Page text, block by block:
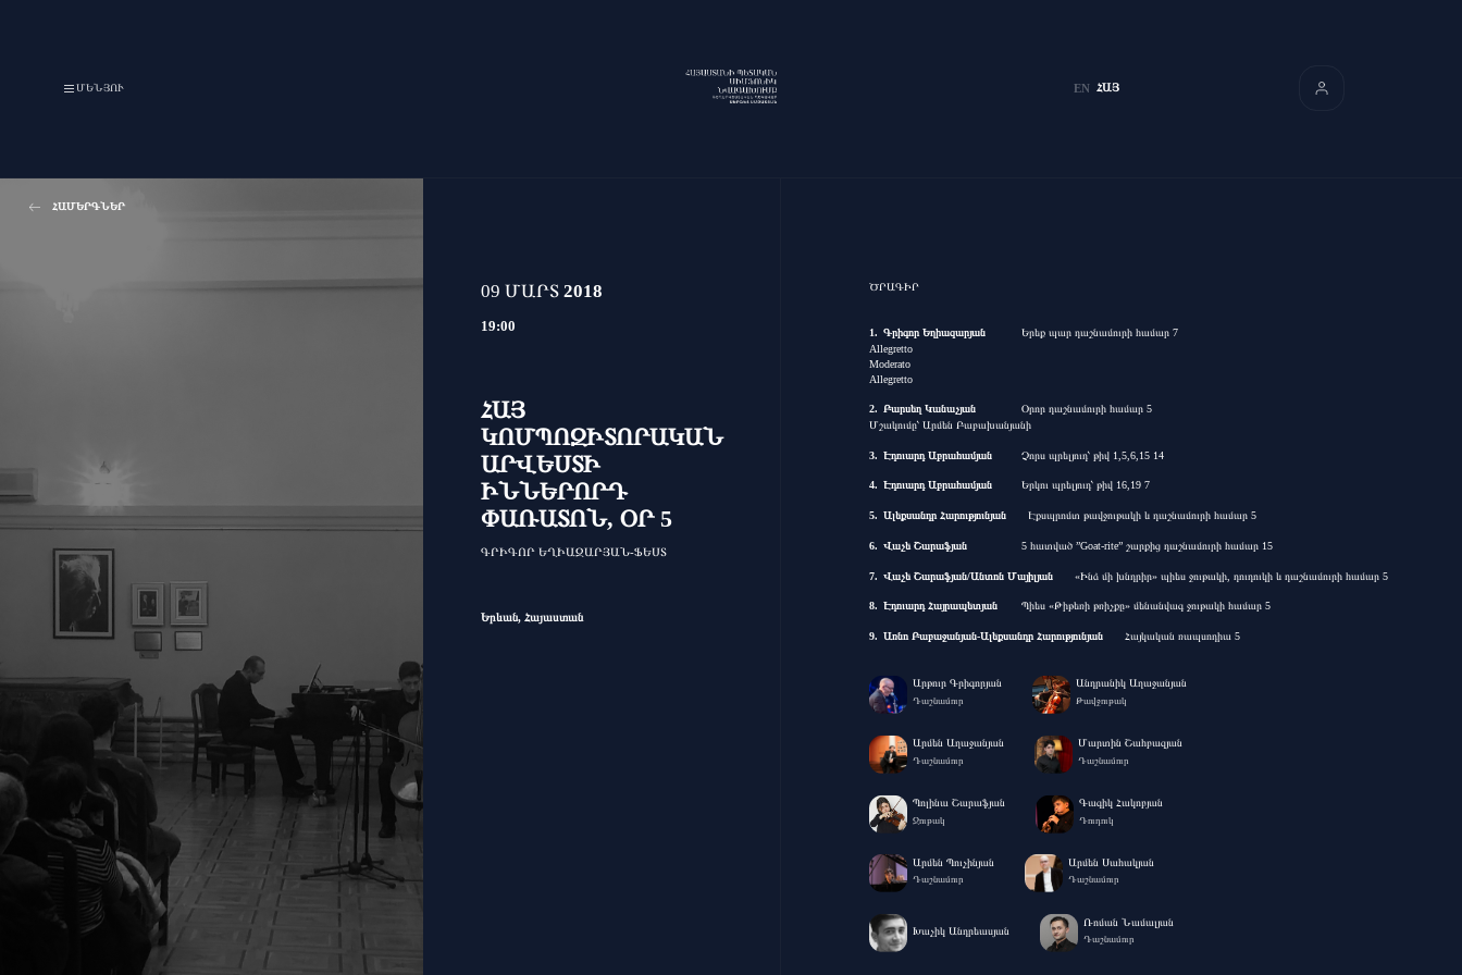
ՄԵՆՅՈՒ EN ՀԱՅ
ՀԱՄԵՐԳՆԵՐ
09 ՄԱՐՏ2018
19:00
ՀԱՅ
ԿՈՄՊՈԶԻՏՈՐԱԿԱՆ
ԱՐՎԵՍՏԻ
ԻՆՆԵՐՈՐԴ
ՓԱՌԱՏՈՆ, ՕՐ 5
ԳՐԻԳՈՐ ԵՂԻԱԶԱՐՅԱՆ-ՖԵՍՏ
Երևան, Հայաստան
ԾՐԱԳԻՐ
Գրիգոր Եղիազարյան
Երեք պար դաշնամուրի համար 7
Allegretto
Moderato
Allegretto
Բարսեղ Կանաչյան
Օրոր դաշնամուրի համար 5
Մշակումը՝ Արմեն Բաբախանյանի
Էդուարդ Աբրահամյան Չորս պրելյուդ՝ թիվ 1,5,6,15 14
Էդուարդ Աբրահամյան Երկու պրելյուդ՝ թիվ 16,19 7
Ալեքսանդր Հարությունյան Էքսպրոմտ թավջութակի և դաշնամուրի համար 5
Վաչե Շարաֆյան 5 հատված ”Goat-rite” շարքից դաշնամուրի համար 15
Վաչե Շարաֆյան/Անտոն Մայիլյան «Ինձ մի խնդրիր» պիես ջութակի, դուդուկի և դաշնամուրի համար 5
Էդուարդ Հայրապետյան Պիես «Թիթեռի թռիչքը» մենանվագ ջութակի համար 5
Առնո Բաբաջանյան-Ալեքսանդր Հարությունյան Հայկական ռապսոդիա 5
Արթուր Գրիգորյան
Դաշնամուր
Անդրանիկ Աղաջանյան
Թավջութակ
Արմեն Աղաջանյան
Դաշնամուր
Մարտին Շահբազյան
Դաշնամուր
Պոլինա Շարաֆյան
Ջութակ
Գագիկ Հակոբյան
Դուդուկ
Արմեն Պուչինյան
Դաշնամուր
Արմեն Սահակյան
Դաշնամուր
Խաչիկ Անդրեասյան
Ռոման Նամալյան
Դաշնամուր